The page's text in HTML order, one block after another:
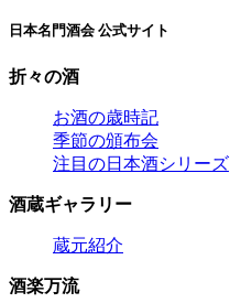
日本名門酒会 公式サイト
折々の酒
お酒の歳時記
季節の頒布会
注目の日本酒シリーズ
酒蔵ギャラリー
蔵元紹介
酒楽万流